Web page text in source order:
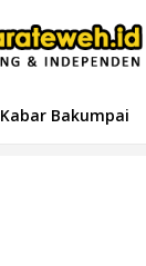
Kabar Bakumpai